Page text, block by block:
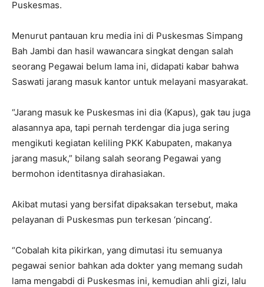
Puskesmas.
Menurut pantauan kru media ini di Puskesmas Simpang
Bah Jambi dan hasil wawancara singkat dengan salah
seorang Pegawai belum lama ini, didapati kabar bahwa
Saswati jarang masuk kantor untuk melayani masyarakat.
“Jarang masuk ke Puskesmas ini dia (Kapus), gak tau juga
alasannya apa, tapi pernah terdengar dia juga sering
mengikuti kegiatan keliling PKK Kabupaten, makanya
jarang masuk,” bilang salah seorang Pegawai yang
bermohon identitasnya dirahasiakan.
Akibat mutasi yang bersifat dipaksakan tersebut, maka
pelayanan di Puskesmas pun terkesan ‘pincang’.
“Cobalah kita pikirkan, yang dimutasi itu semuanya
pegawai senior bahkan ada dokter yang memang sudah
lama mengabdi di Puskesmas ini, kemudian ahli gizi, lalu